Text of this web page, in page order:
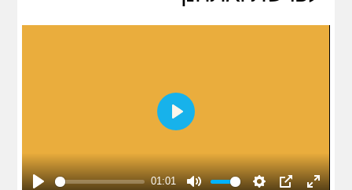
01:01
Play